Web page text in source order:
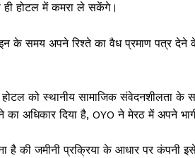
ही होटल में कमरा ले सकेंगे।
के समय अपने रिश्ते का वैध प्रमाण पत्र देने
को स्थानीय सामाजिक संवेदनशीलता
का अधिकार दिया है, OYO ने मेरठ में अपने
है की जमीनी प्रक्रिया के आधार पर कंपनी